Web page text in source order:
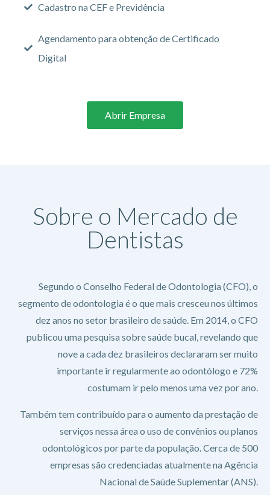
Cadastro na CEF e Previdência
Agendamento para obtenção de Certificado
Digital
Abrir Empresa
Sobre o Mercado de
Dentistas
Segundo o Conselho Federal de Odontologia (CFO), o
segmento de odontologia é o que mais cresceu nos últimos
dez anos no setor brasileiro de saúde. Em 2014, o CFO
publicou uma pesquisa sobre saúde bucal, revelando que
nove a cada dez brasileiros declararam ser muito
importante ir regularmente ao odontólogo e 72%
costumam ir pelo menos uma vez por ano.
Também tem contribuído para o aumento da prestação de
serviços nessa área o uso de convênios ou planos
odontológicos por parte da população. Cerca de 500
empresas são credenciadas atualmente na Agência
Nacional de Saúde Suplementar (ANS).